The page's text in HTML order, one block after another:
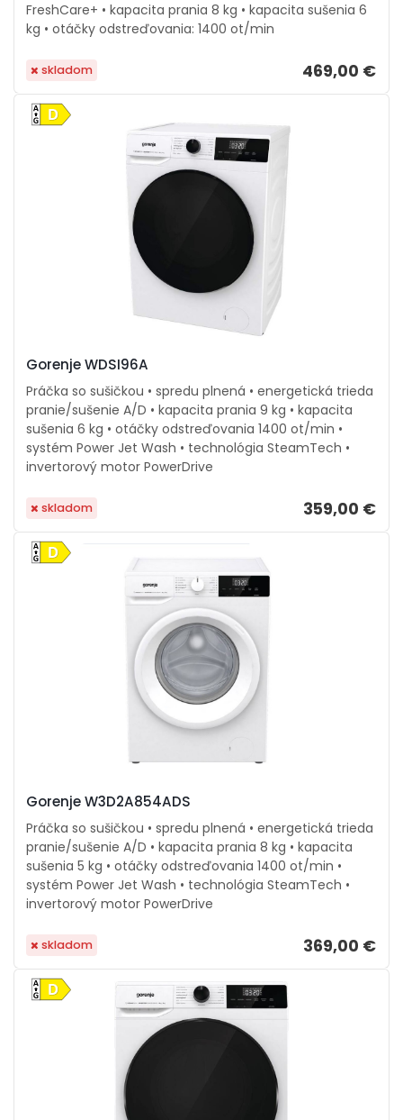
FreshCare+ • kapacita prania 8 kg • kapacita sušenia 6
kg • otáčky odstreďovania: 1400 ot/min
469,00 €
skladom
Gorenje WDSI96A
Práčka so sušičkou • spredu plnená • energetická trieda
pranie/sušenie A/D • kapacita prania 9 kg • kapacita
sušenia 6 kg • otáčky odstreďovania 1400 ot/min •
systém Power Jet Wash • technológia SteamTech •
invertorový motor PowerDrive
359,00 €
skladom
Gorenje W3D2A854ADS
Práčka so sušičkou • spredu plnená • energetická trieda
pranie/sušenie A/D • kapacita prania 8 kg • kapacita
sušenia 5 kg • otáčky odstreďovania 1400 ot/min •
systém Power Jet Wash • technológia SteamTech •
invertorový motor PowerDrive
369,00 €
skladom